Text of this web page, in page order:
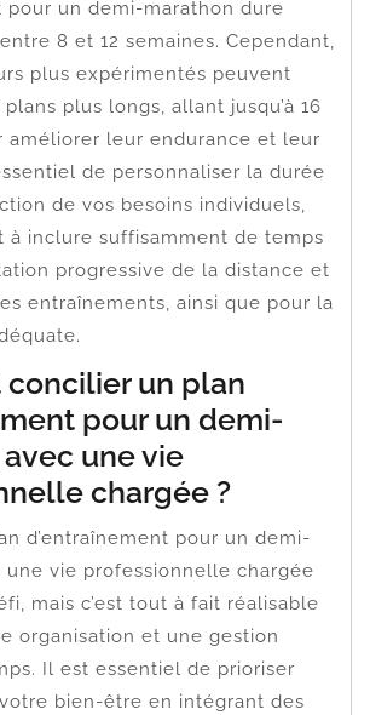
pour un demi-marathon dure
8 et 12 semaines. Cependant,
plus expérimentés peuvent
plus longs, allant jusqu’à 16
améliorer leur endurance et leur
de personnaliser la durée
de vos besoins individuels,
à inclure suffisamment de temps
progressive de la distance et
entraînements, ainsi que pour la
concilier un plan
pour un demi-
une vie
chargée ?
d’entraînement pour un demi-
une vie professionnelle chargée
mais c’est tout à fait réalisable
organisation et une gestion
Il est essentiel de prioriser
bien-être en intégrant des